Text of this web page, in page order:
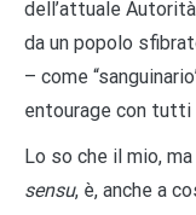
dell’attuale
da un popolo
– come
entourage con tutti
Lo so che il mio,
sensu, è, anche a